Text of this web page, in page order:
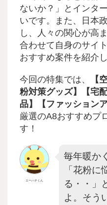
ないか？」とインタ
いです。また、日本
し、人々の関心が高
合わせて自身のサイ
おすすめ案件を紹介
今回の特集では、
【
粉対策グッズ】【宅
品】【ファッションア
厳選のA8おすすめプ
す！
エーハチくん
毎年暖か
「花粉に
る・・」
よ。そう